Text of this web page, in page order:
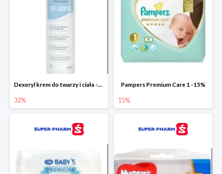
Dexeryl krem do twarzy i ciała -32%
32%
Pampers Premium Care 1 -15%
15%